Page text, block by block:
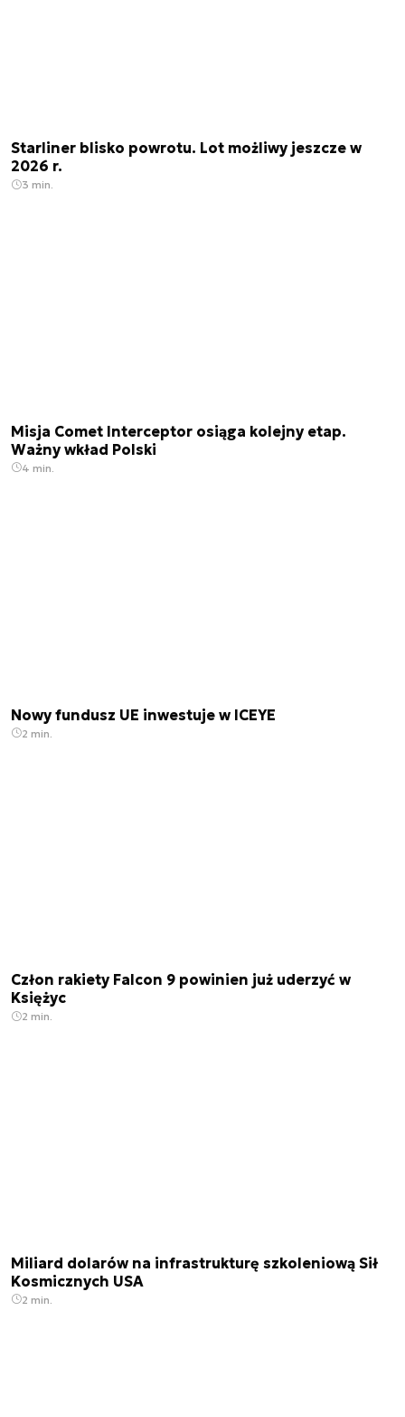
Starliner blisko powrotu. Lot możliwy jeszcze w
2026 r.
3 min.
Misja Comet Interceptor osiąga kolejny etap.
Ważny wkład Polski
4 min.
Nowy fundusz UE inwestuje w ICEYE
2 min.
Człon rakiety Falcon 9 powinien już uderzyć w
Księżyc
2 min.
Miliard dolarów na infrastrukturę szkoleniową Sił
Kosmicznych USA
2 min.